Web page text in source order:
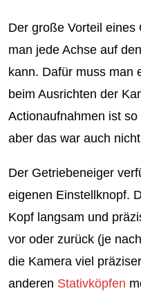
Der große Vorteil
man jede Achse auf
kann. Dafür muss man
beim Ausrichten der
Actionaufnahmen ist
aber das war auch
Der Getriebeneiger
eigenen Einstellknopf.
Kopf langsam und
vor oder zurück (je
die Kamera viel
anderen Stativköpfen